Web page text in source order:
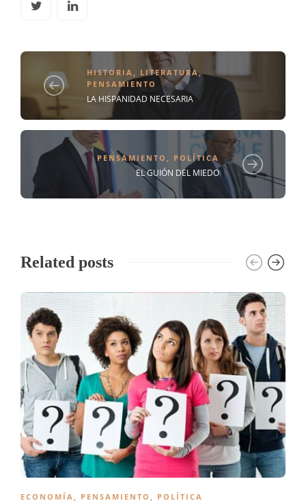
HISTORIA LITERATURA,
PENSAMIENTO
LA HISPANIDAD NECESARIA
PENSAMIENTO , POLÍTICA
EL GUIÓN DEL MIEDO
Related posts
ECONOMÍA, PENSAMIENTO , POLÍTICA